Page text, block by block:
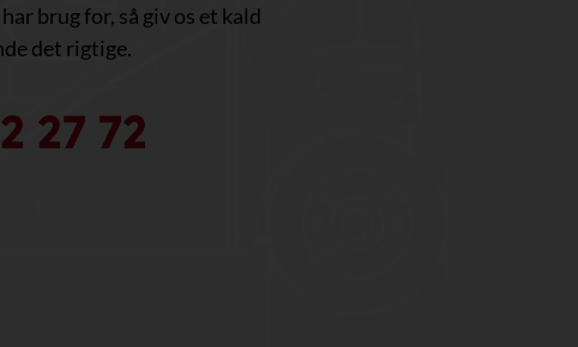
brug for, så giv os et kald
det rigtige.
27 72